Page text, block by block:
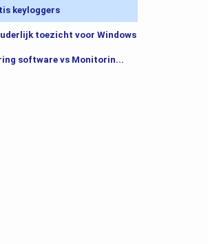
keyloggers
toezicht voor Windows
software vs Monitorin...